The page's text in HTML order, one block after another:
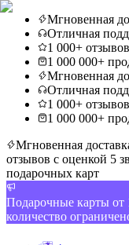
Мгновенная
Отличная
1 000+
1 000 000+
Мгновенная
Отличная
1 000+
1 000 000+
Мгновенная
отзывов с оценкой 5
подарочных карт
Подарочные карты
количество